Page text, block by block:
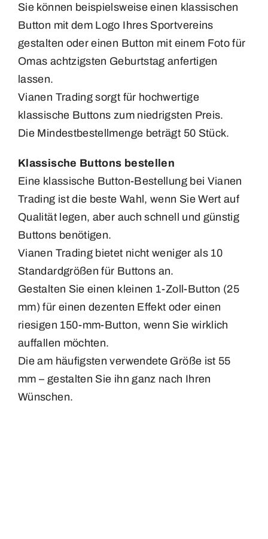
Medaillen
Kontakt
Sie können beispielsweise einen klassischen
Button mit dem Logo Ihres Sportvereins
gestalten oder einen Button mit einem Foto für
Omas achtzigsten Geburtstag anfertigen
lassen.
Vianen Trading sorgt für hochwertige
klassische Buttons zum niedrigsten Preis.
Die Mindestbestellmenge beträgt 50 Stück.
Klassische Buttons bestellen
Eine klassische Button-Bestellung bei Vianen
Trading ist die beste Wahl, wenn Sie Wert auf
Qualität legen, aber auch schnell und günstig
Buttons benötigen.
Vianen Trading bietet nicht weniger als 10
Standardgrößen für Buttons an.
Gestalten Sie einen kleinen 1-Zoll-Button (25
mm) für einen dezenten Effekt oder einen
riesigen 150-mm-Button, wenn Sie wirklich
auffallen möchten.
Die am häufigsten verwendete Größe ist 55
mm – gestalten Sie ihn ganz nach Ihren
Wünschen.